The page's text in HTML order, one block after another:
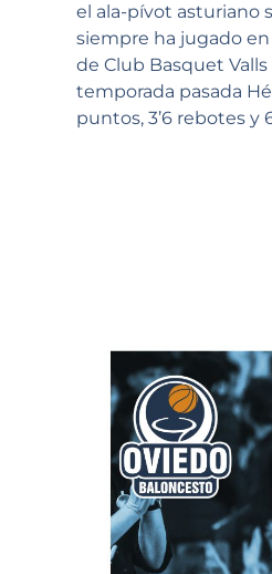
el ala-pívot asturiano
siempre ha jugado
de Club Basquet
temporada pasada
puntos, 3’6 rebotes y